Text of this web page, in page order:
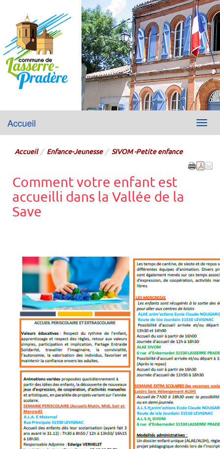
Lasserre-Pradère
Site officiel de la mairie
Menu
Accueil
Accueil Enfance-Jeunesse SIVOM -Petite enfance
Comment votre enfant est
accueilli dans la Vallée de la
Save